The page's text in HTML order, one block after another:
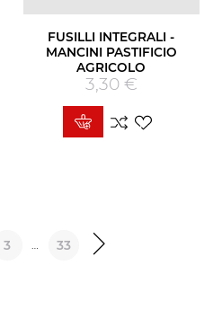
FUSILLI INTEGRALI -
MANCINI PASTIFICIO
AGRICOLO
Prezzo
3,30 €
3 … 33